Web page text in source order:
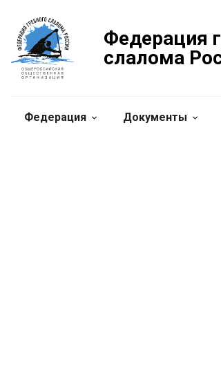
Федерация
слалома
Федерация Документы